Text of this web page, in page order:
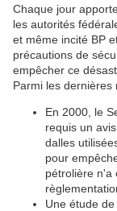
Chaque jour
les autorités
et même incité BP
précautions de
empêcher ce
Parmi les dernières
En 2000, le
requis un
dalles
pour
pétrolière n'a
Une étude